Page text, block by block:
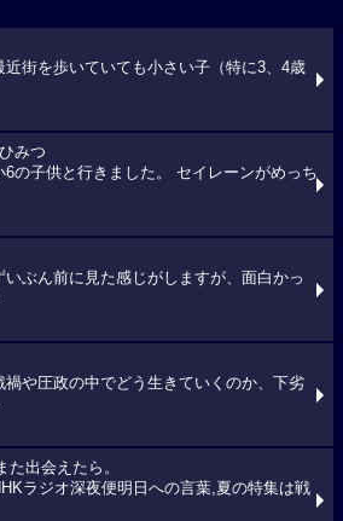
近街を歩いていても小さい子（特に3、4歳
みつ
の子供と行きました。 セイレーンがめっち
ぶん前に見た感じがしますが、面白かっ
禍や圧政の中でどう生きていくのか、下劣
出会えたら。
ラジオ深夜便明日への言葉,夏の特集は戦